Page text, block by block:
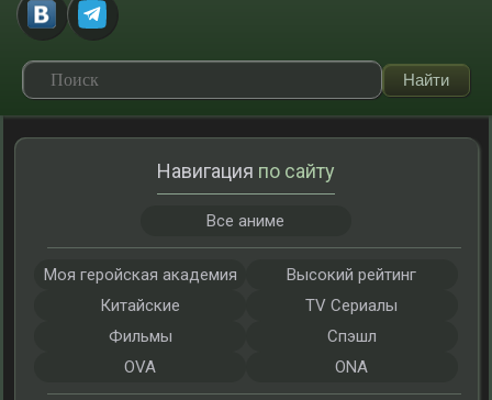
Навигация по сайту
Все аниме
Моя геройская академия
Высокий рейтинг
Китайские
TV Сериалы
Фильмы
Спэшл
OVA
ONA